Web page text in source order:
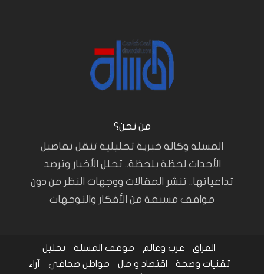
من نحن؟
المسلة وكالة خبرية تحليلية تنقل تفاصيل
الأحداث لحظة بلحظة.. تحلل الأخبار وترصد
تداعياتها.. تنشر المقالات ووجهات النظر من دون
مواقف مسبقة من الأفكار والتوجهات
العراق عرب وعالم موقف المسلة
تحليل
تقنيات وصحة
اقتصاد و مال مواطن صحافي آراء